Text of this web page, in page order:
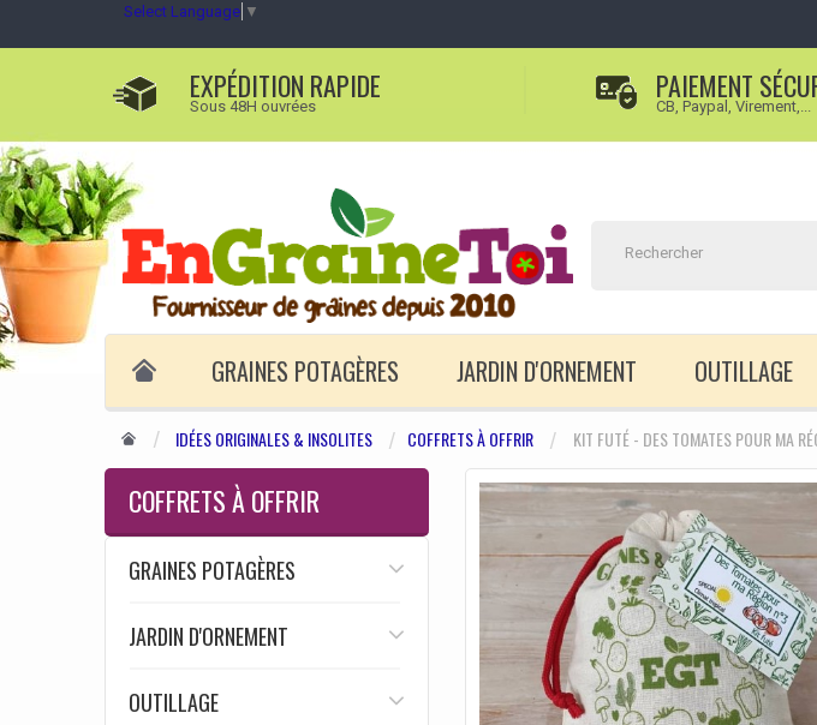
Select Language ▼
EXPÉDITION RAPIDE
Sous 48H ouvrées
PAIEMENT
CB, Paypal, Virement,...
GRAINES POTAGÈRES JARDIN D'ORNEMENT OUTILLAGE
IDÉES ORIGINALES & INSOLITES COFFRETS À OFFRIR KIT FUTÉ - DES TOMATES POUR MA
COFFRETS À OFFRIR
GRAINES POTAGÈRES
JARDIN D'ORNEMENT
OUTILLAGE